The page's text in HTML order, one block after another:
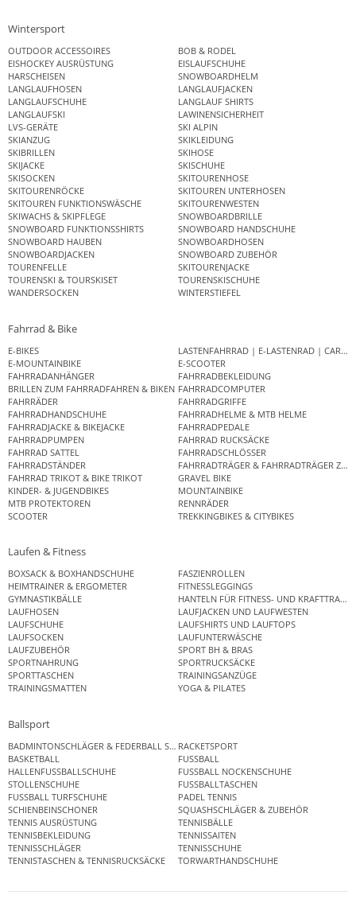
Wintersport
OUTDOOR ACCESSOIRES
BOB & RODEL
EISHOCKEY AUSRÜSTUNG
EISLAUFSCHUHE
HARSCHEISEN
SNOWBOARDHELM
LANGLAUFHOSEN
LANGLAUFJACKEN
LANGLAUFSCHUHE
LANGLAUF SHIRTS
LANGLAUFSKI
LAWINENSICHERHEIT
LVS-GERÄTE
SKI ALPIN
SKIANZUG
SKIKLEIDUNG
SKIBRILLEN
SKIHOSE
SKIJACKE
SKISCHUHE
SKISOCKEN
SKITOURENHOSE
SKITOURENRÖCKE
SKITOUREN UNTERHOSEN
SKITOUREN FUNKTIONSWÄSCHE
SKITOURENWESTEN
SKIWACHS & SKIPFLEGE
SNOWBOARDBRILLE
SNOWBOARD FUNKTIONSSHIRTS
SNOWBOARD HANDSCHUHE
SNOWBOARD HAUBEN
SNOWBOARDHOSEN
SNOWBOARDJACKEN
SNOWBOARD ZUBEHÖR
TOURENFELLE
SKITOURENJACKE
TOURENSKI & TOURSKISET
TOURENSKISCHUHE
WANDERSOCKEN
WINTERSTIEFEL
Fahrrad & Bike
E-BIKES
LASTENFAHRRAD | E-LASTENRAD |
E-MOUNTAINBIKE
E-SCOOTER
FAHRRADANHÄNGER
FAHRRADBEKLEIDUNG
BRILLEN ZUM FAHRRADFAHREN & BIKEN FAHRRADCOMPUTER
FAHRRÄDER
FAHRRADGRIFFE
FAHRRADHANDSCHUHE
FAHRRADHELME & MTB HELME
FAHRRADJACKE & BIKEJACKE
FAHRRADPEDALE
FAHRRADPUMPEN
FAHRRAD RUCKSÄCKE
FAHRRAD SATTEL
FAHRRADSCHLÖSSER
FAHRRADSTÄNDER
FAHRRADTRÄGER & FAHRRADTRÄGER
FAHRRAD TRIKOT & BIKE TRIKOT
GRAVEL BIKE
KINDER- & JUGENDBIKES
MOUNTAINBIKE
MTB PROTEKTOREN
RENNRÄDER
SCOOTER
TREKKINGBIKES & CITYBIKES
Laufen & Fitness
BOXSACK & BOXHANDSCHUHE
FASZIENROLLEN
HEIMTRAINER & ERGOMETER
FITNESSLEGGINGS
GYMNASTIKBÄLLE
HANTELN FÜR FITNESS- UND
LAUFHOSEN
LAUFJACKEN UND LAUFWESTEN
LAUFSCHUHE
LAUFSHIRTS UND LAUFTOPS
LAUFSOCKEN
LAUFUNTERWÄSCHE
LAUFZUBEHÖR
SPORT BH & BRAS
SPORTNAHRUNG
SPORTRUCKSÄCKE
SPORTTASCHEN
TRAININGSANZÜGE
TRAININGSMATTEN
YOGA & PILATES
Ballsport
BADMINTONSCHLÄGER & FEDERBALL SETSRACKETSPORT
BASKETBALL
FUSSBALL
HALLENFUSSBALLSCHUHE
FUSSBALL NOCKENSCHUHE
STOLLENSCHUHE
FUSSBALLTASCHEN
FUSSBALL TURFSCHUHE
PADEL TENNIS
SCHIENBEINSCHONER
SQUASHSCHLÄGER & ZUBEHÖR
TENNIS AUSRÜSTUNG
TENNISBÄLLE
TENNISBEKLEIDUNG
TENNISSAITEN
TENNISSCHLÄGER
TENNISSCHUHE
TENNISTASCHEN & TENNISRUCKSÄCKE
TORWARTHANDSCHUHE